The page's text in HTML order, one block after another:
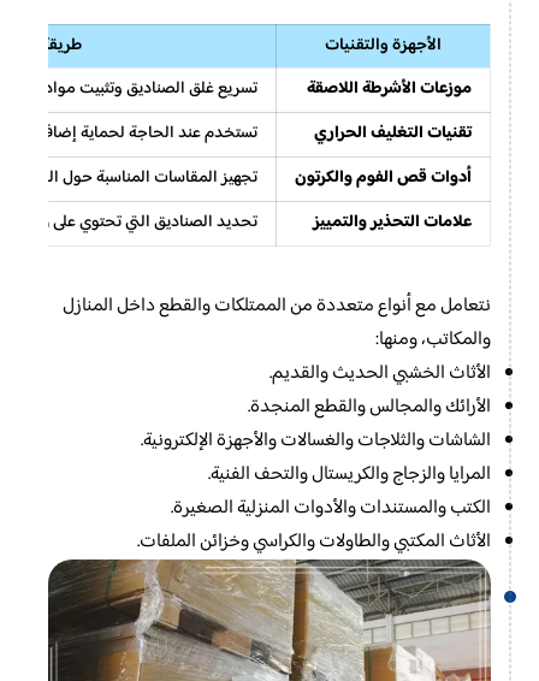
الأجهزة والتقنيات
طريقة
موزعات الأشرطة اللاصقة
تسريع غلق الصناديق وتثبيت مواد
تقنيات التغليف الحراري
تستخدم عند الحاجة لحماية إضافية من
أدوات قص الفوم والكرتون
تجهيز المقاسات المناسبة حول القطع
علامات التحذير والتمييز
تحديد الصناديق التي تحتوي على زجاج
نتعامل مع أنواع متعددة من الممتلكات والقطع داخل المنازل
والمكاتب، ومنها:
الأثاث الخشبي الحديث والقديم.
الأرائك والمجالس والقطع المنجدة.
الشاشات والثلاجات والغسالات والأجهزة الإلكترونية.
المرايا والزجاج والكريستال والتحف الفنية.
الكتب والمستندات والأدوات المنزلية الصغيرة.
الأثاث المكتبي والطاولات والكراسي وخزائن الملفات.